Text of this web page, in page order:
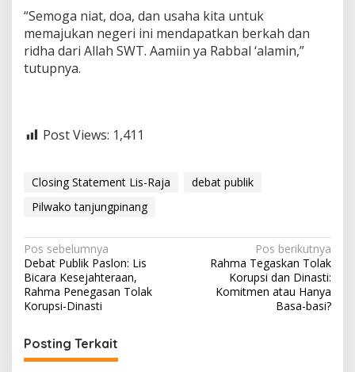
“Semoga niat, doa, dan usaha kita untuk
memajukan negeri ini mendapatkan berkah dan
ridha dari Allah SWT. Aamiin ya Rabbal ‘alamin,”
tutupnya.
Post Views: 1,411
Closing Statement Lis-Raja
debat publik
Pilwako tanjungpinang
N
a
v
i
g
a
Pos sebelumnya
Debat Publik Paslon: Lis
Bicara Kesejahteraan,
Rahma Penegasan Tolak
Korupsi-Dinasti
Pos berikutnya
Rahma Tegaskan Tolak
Korupsi dan Dinasti:
Komitmen atau Hanya
Basa-basi?
Posting Terkait